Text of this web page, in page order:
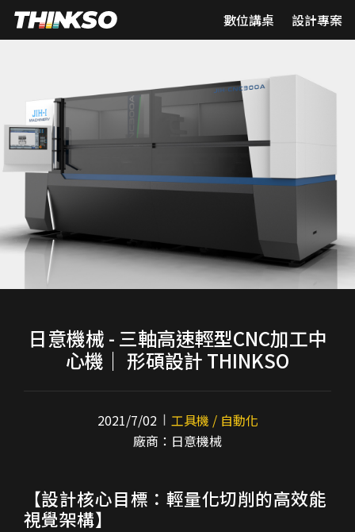
數位講桌 設計專案
日意機械 - 三軸高速輕型CNC加工中
心機｜ 形碩設計 THINKSO
2021/7/02
工具機 / 自動化
廠商：日意機械
【設計核心目標：輕量化切削的高效能
視覺架構】